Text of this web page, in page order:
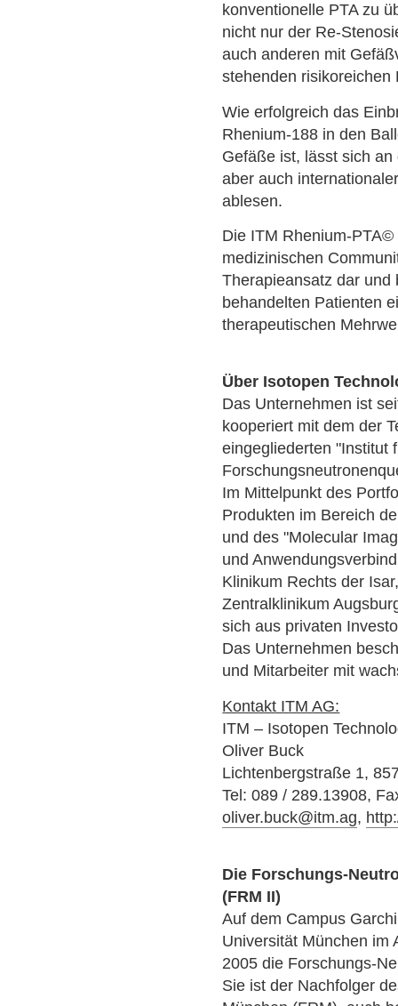
konventionelle PTA zu
nicht nur der Re-
auch anderen mit
stehenden risikoreichen
Wie erfolgreich das
Rhenium-188 in den
Gefäße ist, lässt sich
aber auch
ablesen.
Die ITM Rhenium-
medizinischen
Therapieansatz dar
behandelten Patienten
therapeutischen
Über Isotopen
Das Unternehmen ist
kooperiert mit dem der
eingegliederten "Institut
Im Mittelpunkt des
Produkten im Bereich
und des "Molecular
und
Klinikum Rechts der
Zentralklinikum
sich aus privaten
Das Unternehmen
und Mitarbeiter mit
Kontakt ITM AG:
ITM – Isotopen
Oliver Buck
Lichtenbergstraße 1,
Tel: 089 / 289.13908,
oliver.buck@itm.ag,
Die Forschungs-
(FRM II)
Auf dem Campus
Universität München im
2005 die Forschungs-
Sie ist der Nachfolger